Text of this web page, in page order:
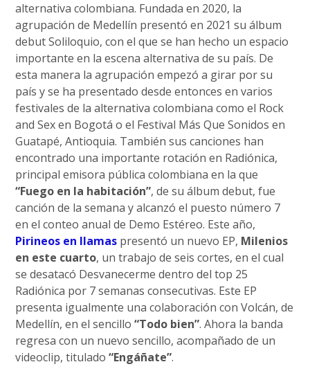
alternativa colombiana. Fundada en 2020, la
agrupación de Medellín presentó en 2021 su álbum
debut Soliloquio, con el que se han hecho un espacio
importante en la escena alternativa de su país. De
esta manera la agrupación empezó a girar por su
país y se ha presentado desde entonces en varios
festivales de la alternativa colombiana como el Rock
and Sex en Bogotá o el Festival Más Que Sonidos en
Guatapé, Antioquia. También sus canciones han
encontrado una importante rotación en Radiónica,
principal emisora pública colombiana en la que
“Fuego en la habitación”, de su álbum debut, fue
canción de la semana y alcanzó el puesto número 7
en el conteo anual de Demo Estéreo. Este año,
Pirineos en llamas presentó un nuevo EP, Milenios
en este cuarto, un trabajo de seis cortes, en el cual
se desatacó Desvanecerme dentro del top 25
Radiónica por 7 semanas consecutivas. Este EP
presenta igualmente una colaboración con Volcán, de
Medellín, en el sencillo“Todo bien”. Ahora la banda
regresa con un nuevo sencillo, acompañado de un
videoclip, titulado“Engáñate”.